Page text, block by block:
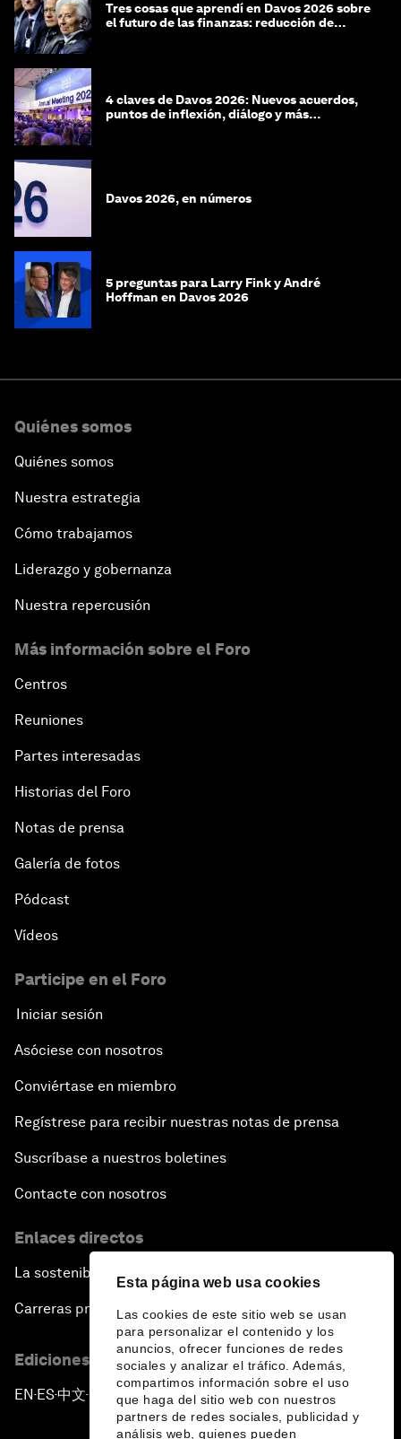
Esta página web usa cookies
Las cookies de este sitio web se usan
para personalizar el contenido y los
anuncios, ofrecer funciones de redes
sociales y analizar el tráfico. Además,
compartimos información sobre el uso
que haga del sitio web con nuestros
partners de redes sociales, publicidad y
análisis web, quienes pueden
Tres cosas que aprendí en Davos 2026 sobre
el futuro de las finanzas: reducción de
4 claves de Davos 2026: Nuevos acuerdos,
puntos de inflexión, diálogo y más
Davos 2026, en números
5 preguntas para Larry Fink y André
Hoffman en Davos 2026
Quiénes somos
Quiénes somos
Nuestra estrategia
Cómo trabajamos
Liderazgo y gobernanza
Nuestra repercusión
Más información sobre el Foro
Centros
Reuniones
Partes interesadas
Historias del Foro
Notas de prensa
Galería de fotos
Pódcast
Vídeos
Participe en el Foro
Iniciar sesión
Asóciese con nosotros
Conviértase en miembro
Regístrese para recibir nuestras notas de prensa
Suscríbase a nuestros boletines
Contacte con nosotros
Enlaces directos
La sostenibilidad en el Foro
Carreras profesionales
Ediciones en otros idiomas
EN ▪ES▪中文▪ 日本語